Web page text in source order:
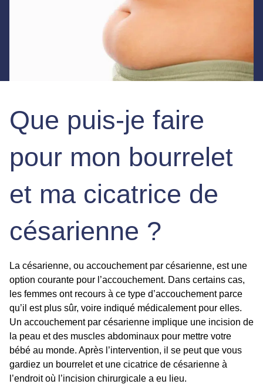
Que puis-je faire
pour mon bourrelet
et ma cicatrice de
césarienne ?
La césarienne, ou accouchement par césarienne, est une
option courante pour l’accouchement. Dans certains cas,
les femmes ont recours à ce type d’accouchement parce
qu’il est plus sûr, voire indiqué médicalement pour elles.
Un accouchement par césarienne implique une incision de
la peau et des muscles abdominaux pour mettre votre
bébé au monde. Après l’intervention, il se peut que vous
gardiez un bourrelet et une cicatrice de césarienne à
l’endroit où l’incision chirurgicale a eu lieu.